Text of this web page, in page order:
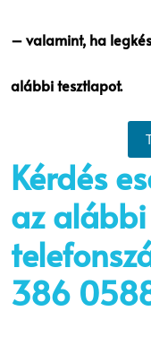
– valamint, ha
alábbi tesztlapot.
Kérdés
az alábbi
386